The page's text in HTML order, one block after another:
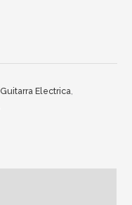
Guitarra Electrica,